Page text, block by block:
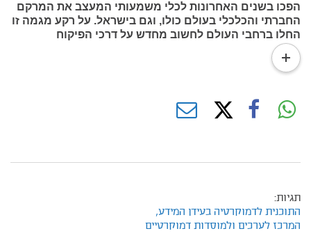
הפכו בשנים האחרונות לכלי משמעותי המעצב את המרקם
החברתי והכלכלי בעולם כולו, וגם בישראל. על רקע מגמה זו
החלו ברחבי העולם לחשוב מחדש על דרכי הפיקוח
המדינתיות על הפלטפורמות האלה ועל דרכי אסדרתן כדי
להתמודד עם הקשיים הנובעים מהמצב הנוכחי, ובראשם
פערי מידע ומיקוח בין המשתמשים לפלטפורמות, היקף
החברתיים־דמוקרטיים הנגזרים מפעילות הפלטפורמות.
read
more
תגיות:
התוכנית לדמוקרטיה בעידן המידע,
המרכז לערכים ולמוסדות דמוקרטיים